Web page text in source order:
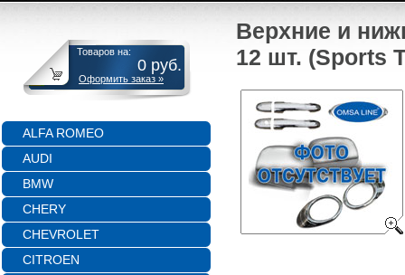
Верхние и
12 шт. (Sports
Товаров на:
0 руб.
Оформить заказ »
ALFA ROMEO
AUDI
BMW
CHERY
CHEVROLET
CITROEN